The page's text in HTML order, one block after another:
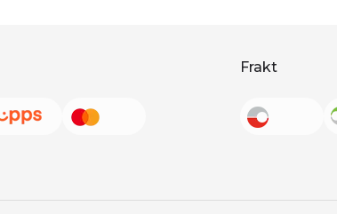
Frakt